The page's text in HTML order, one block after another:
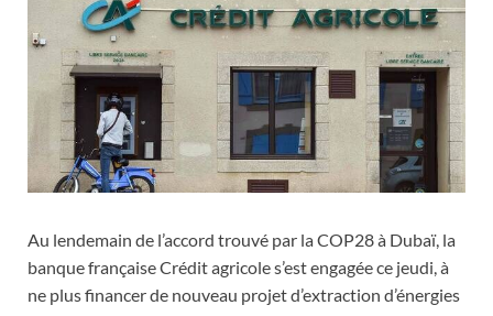
Au lendemain de l’accord trouvé par la COP28 à Dubaï, la
banque française Crédit agricole s’est engagée ce jeudi, à
ne plus financer de nouveau projet d’extraction d’énergies